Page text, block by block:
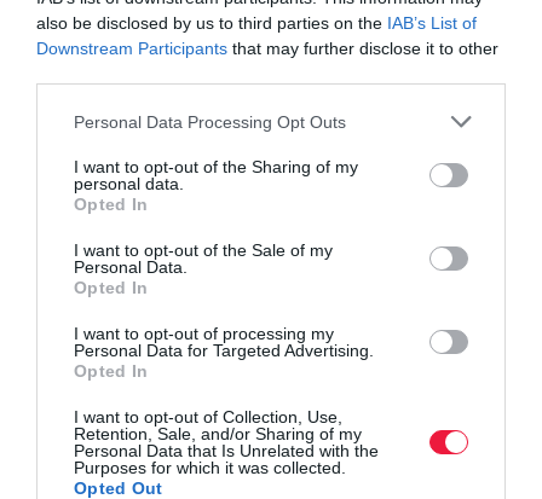
also be disclosed by us to third parties on the IAB’s List of
Downstream Participants that may further disclose it to other
Please note that this website/app uses one or more Google
not limited to your visit or usage behaviour. You may click to
grant or deny consent to Google and its third-party tags to
use your data for below specified purposes in below Google
consent section.
Personal Data Processing Opt Outs
I want to opt-out of the Sharing of my
personal data.
Opted In
I want to opt-out of the Sale of my
Personal Data.
Opted In
I want to opt-out of processing my
Personal Data for Targeted Advertising.
Opted In
I want to opt-out of Collection, Use,
Retention, Sale, and/or Sharing of my
Personal Data that Is Unrelated with the
Purposes for which it was collected.
Opted Out
Két országból is rámozdultak a magyar lakáspiacra
az érdeklődők
Van, ahol lakást vehetsz egy budai garázs áráért
négyzetméterár